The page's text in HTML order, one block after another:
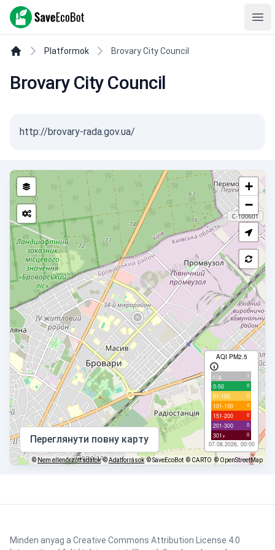
SaveEcoBot
Platformok Brovary City Council
Brovary City Council
http://brovary-rada.gov.ua/
+
−
AQI PM2.5
с/д 1
0-50 0
51-100 0
101-150 0
151-200 0
201-300 0
301+ 0
07.08.2026, 00:00
Переглянути повну карту
©Nem ellenőrzött adatok ©Adatforrások © SaveEcoBot © CARTO © OpenStreetMap
Minden anyag a Creative Commons Attribution License 4.0